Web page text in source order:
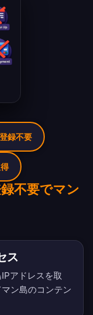
不要でマン
ス
アドレスを取
ン島のコンテン
録不要